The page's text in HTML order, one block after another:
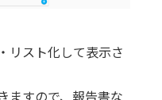
リスト化して表示さ